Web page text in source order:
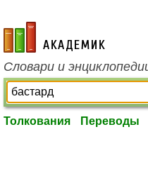
academic.ru
Словари и
Толкования Переводы